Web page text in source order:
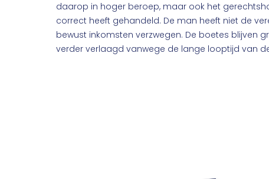
daarop in hoger beroep, maar ook het
correct heeft gehandeld. De man heeft niet de
bewust inkomsten verzwegen. De boetes blijven
verder verlaagd vanwege de lange looptijd van